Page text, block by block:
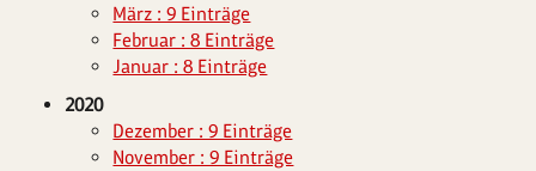
März : 9 Einträge
Februar : 8 Einträge
Januar : 8 Einträge
2020
Dezember : 9 Einträge
November : 9 Einträge